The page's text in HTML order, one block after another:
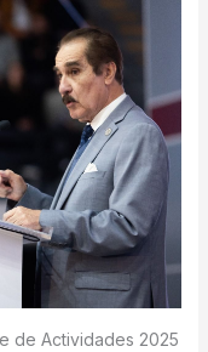
de Actividades 2025